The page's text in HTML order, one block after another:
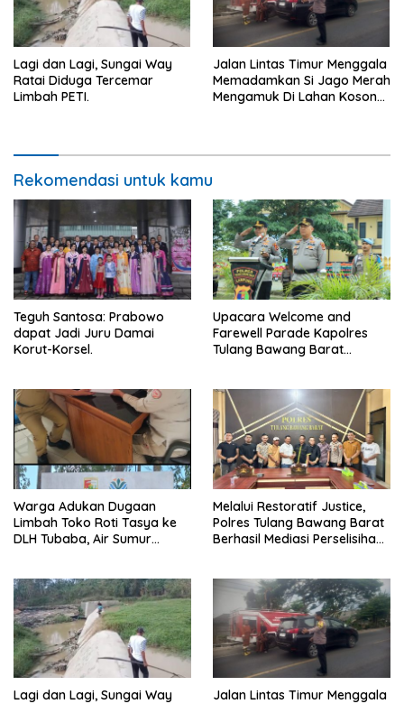
Lagi dan Lagi, Sungai Way
Ratai Diduga Tercemar
Limbah PETI.
Jalan Lintas Timur Menggala
Memadamkan Si Jago Merah
Mengamuk Di Lahan Kosong,
Rekomendasi untuk kamu
Teguh Santosa: Prabowo
dapat Jadi Juru Damai
Korut-Korsel.
Upacara Welcome and
Farewell Parade Kapolres
Tulang Bawang Barat
Warga Adukan Dugaan
Limbah Toko Roti Tasya ke
DLH Tubaba, Air Sumur
Melalui Restoratif Justice,
Polres Tulang Bawang Barat
Berhasil Mediasi Perselisihan
Lagi dan Lagi, Sungai Way
Jalan Lintas Timur Menggala